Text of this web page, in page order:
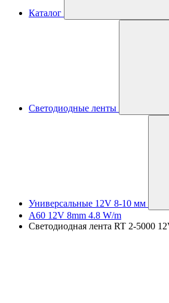
Каталог
Светодиодные ленты
Универсальные 12V 8-10 мм
A60 12V 8mm 4.8 W/m
Светодиодная лента RT 2-5000